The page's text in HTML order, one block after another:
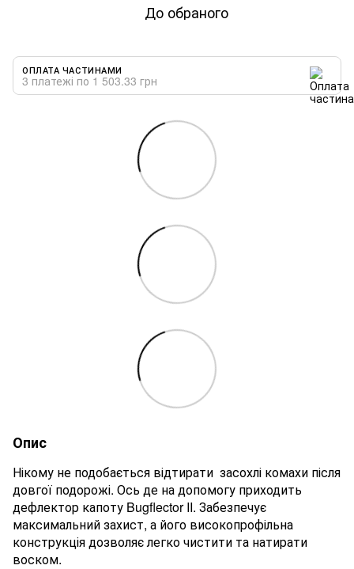
До обраного
ОПЛАТА ЧАСТИНАМИ
3 платежі по 1 503.33 грн
Опис
Нікому не подобається відтирати засохлі комахи після
довгої подорожі. Ось де на допомогу приходить
дефлектор капоту Bugﬂector II. Забезпечує
максимальний захист, а його високопрофільна
конструкція дозволяє легко чистити та натирати
воском.